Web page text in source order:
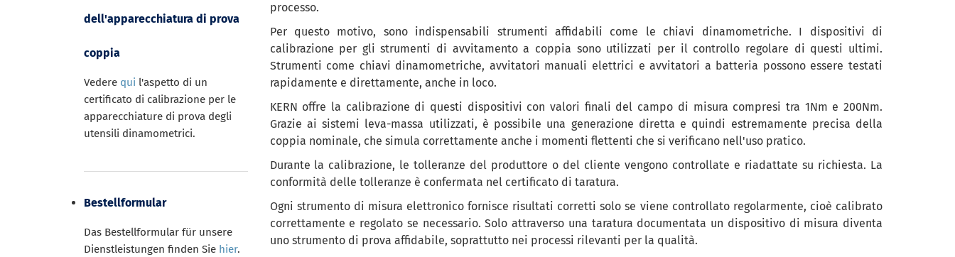
dell'apparecchiatura di prova
coppia
Vedere qui l'aspetto di un
certificato di calibrazione per le
apparecchiature di prova degli
utensili dinamometrici.
Bestellformular
Das Bestellformular für unsere
Dienstleistungen finden Sie hier.
processo.
Per questo motivo, sono indispensabili strumenti affidabili come le chiavi dinamometriche. I dispositivi di
calibrazione per gli strumenti di avvitamento a coppia sono utilizzati per il controllo regolare di questi ultimi.
Strumenti come chiavi dinamometriche, avvitatori manuali elettrici e avvitatori a batteria possono essere testati
rapidamente e direttamente, anche in loco.
KERN offre la calibrazione di questi dispositivi con valori finali del campo di misura compresi tra 1Nm e 200Nm.
Grazie ai sistemi leva-massa utilizzati, è possibile una generazione diretta e quindi estremamente precisa della
coppia nominale, che simula correttamente anche i momenti flettenti che si verificano nell'uso pratico.
Durante la calibrazione, le tolleranze del produttore o del cliente vengono controllate e riadattate su richiesta. La
conformità delle tolleranze è confermata nel certificato di taratura.
Ogni strumento di misura elettronico fornisce risultati corretti solo se viene controllato regolarmente, cioè calibrato
correttamente e regolato se necessario. Solo attraverso una taratura documentata un dispositivo di misura diventa
uno strumento di prova affidabile, soprattutto nei processi rilevanti per la qualità.